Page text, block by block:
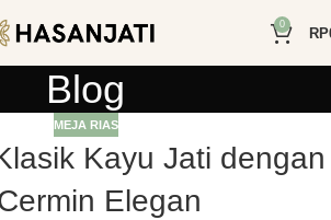
0
RP
Blog
MEJA RIAS
Kayu Jati dengan
Elegan